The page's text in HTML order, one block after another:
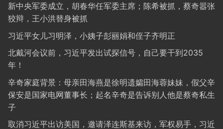
新中央军委成立，胡春华任军委主席；陈希被抓，蔡奇嚣张
狡辩，王小洪替身被抓
习近平女儿习明泽，小姨子彭丽娟和侄子齐明正
北戴河会议前，习近平发出试探信号，自己要干到2035
年！
辛奇家庭背景：母亲田海燕是徐明遗孀田海蓉妹妹，假父辛
保安是国家电网董事长；起名辛奇是告诉别人他是蔡奇私生
子
取消习近平出访美国，邀请泽连斯基来访，军权易手，习近